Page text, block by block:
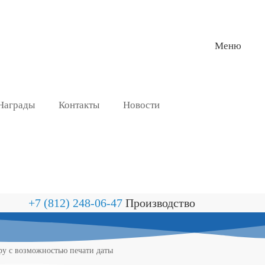
Меню
Контакты Новости
+7 (812) 248-06-47 Производство
с возможностью печати даты